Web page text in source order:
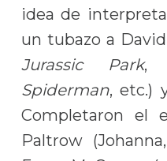
idea de
un tubazo a
Jurassic Park,
Spiderman, etc.)
Completaron el
Paltrow